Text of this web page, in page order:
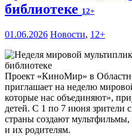
библиотеке 12+
01.06.2026 Новости, 12+
Проект «КиноМир» в
приглашает на неделю
которые нас объединяют»,
детей. С 1 по 7 июня зрители
страны создают мультфильмы,
и их родителям.